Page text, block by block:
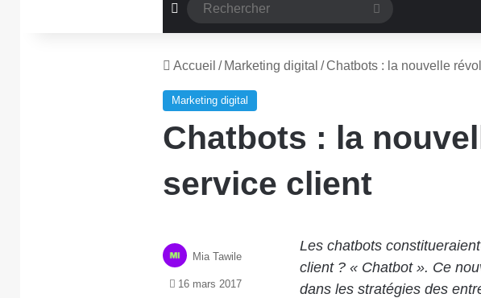
Article Aléatoire
Accueil / Marketing digital /Chatbots : la nouvelle
Marketing digital
Chatbots : la
service client
Les chatbots
client ? « Chatbot ». Ce
dans les stratégies des
Mia Tawile
16 mars 2017